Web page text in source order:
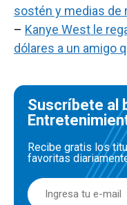
sostén y medias de
– Kanye West le
dólares a un amigo
Suscríbete al
Recibe gratis los
favoritas